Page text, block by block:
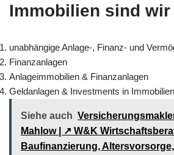
Immobilien sind
unabhängige Anlage-, Finanz- und
Finanzanlagen
Anlageimmobilien & Finanzanlagen
Geldanlagen & Investments in
Siehe auch
Mahlow | ↗️ W&K
Baufinanzierung,